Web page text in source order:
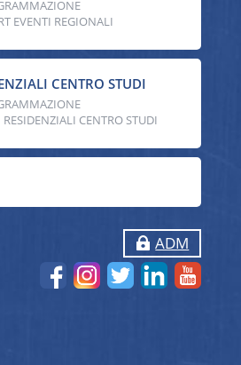
EVENTI REGIONALI
CENTRO STUDI
RESIDENZIALI CENTRO STUDI
ADM